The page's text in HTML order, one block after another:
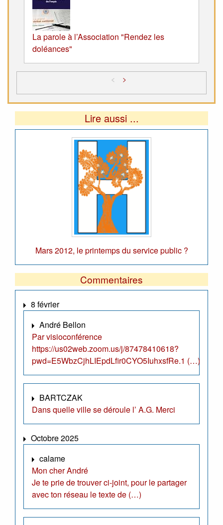
La parole à l’Association "Rendez les
doléances"
< >
Lire aussi ...
Mars 2012, le printemps du service public ?
Commentaires
8 février
André Bellon
Par visioconférence
https://us02web.zoom.us/j/87478410618?
pwd=E5WbzCjhLIEpdLfir0CYO5IuhxsfRe.1 (…)
BARTCZAK
Dans quelle ville se déroule l’ A.G. Merci
Octobre 2025
calame
Mon cher André
Je te prie de trouver ci-joint, pour le partager
avec ton réseau le texte de (…)